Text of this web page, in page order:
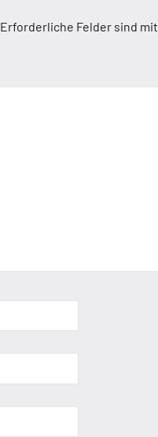
Erforderliche Felder sind mit